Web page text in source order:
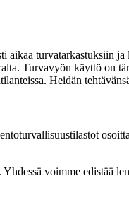
aikaa turvatarkastuksiin
Turvavyön käyttö on
Heidän
voimme edistää